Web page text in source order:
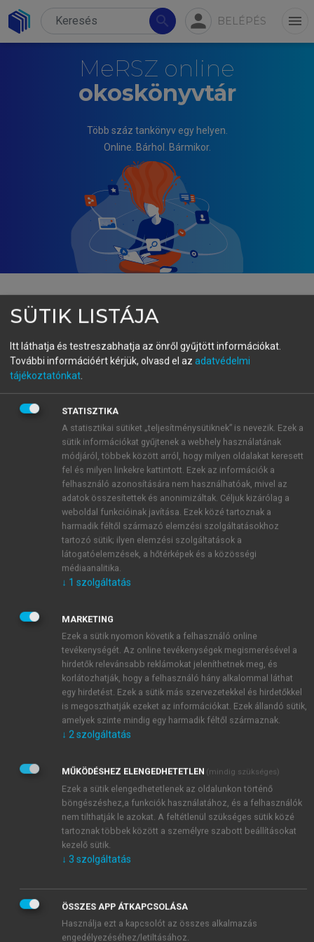
search person BELÉPÉS menu
MeRSZ online
okoskönyvtár
Több száz tankönyv egy helyen.
Online. Bárhol. Bármikor.
BARTÓK ISTVÁN
„Tőlünk telhetőleg művelni és
gazdagítani”
Irodalmi gondolkodás Magyarországon 1530–1580
között
OLVASÁS
3.5.4. Kitekintés a 17–18.
századra
TARTALOMJEGYZÉK
SÜTIK LISTÁJA
Itt láthatja és testreszabhatja az önről gyűjtött információkat.
További információért kérjük, olvasd el az adatvédelmi
tájékoztatónkat.
STATISZTIKA
A statisztikai sütiket „teljesítménysütiknek” is nevezik. Ezek a
sütik információkat gyűjtenek a webhely használatának
módjáról, többek között arról, hogy milyen oldalakat keresett
fel és milyen linkekre kattintott. Ezek az információk a
felhasználó azonosítására nem használhatóak, mivel az
adatok összesítettek és anonimizáltak. Céljuk kizárólag a
weboldal funkcióinak javítása. Ezek közé tartoznak a
harmadik féltől származó elemzési szolgáltatásokhoz
tartozó sütik; ilyen elemzési szolgáltatások a
látogatóelemzések, a hőtérképek és a közösségi
médiaanalitika.
↓ 1 szolgáltatás
MARKETING
Ezek a sütik nyomon követik a felhasználó online
tevékenységét. Az online tevékenységek megismerésével a
hirdetők relevánsabb reklámokat jeleníthetnek meg, és
korlátozhatják, hogy a felhasználó hány alkalommal láthat
egy hirdetést. Ezek a sütik más szervezetekkel és hirdetőkkel
is megoszthatják ezeket az információkat. Ezek állandó sütik,
amelyek szinte mindig egy harmadik féltől származnak.
↓ 2szolgáltatás
MŰKÖDÉSHEZ ELENGEDHETETLEN (mindig szükséges)
Ezek a sütik elengedhetetlenek az oldalunkon történő
böngészéshez,a funkciók használatához, és a felhasználók
nem tilthatják le azokat. A feltétlenül szükséges sütik közé
tartoznak többek között a személyre szabott beállításokat
kezelő sütik.
↓ 3 szolgáltatás
ÖSSZES APP ÁTKAPCSOLÁSA
Használja ezt a kapcsolót az összes alkalmazás
engedélyezéséhez/letiltásához.